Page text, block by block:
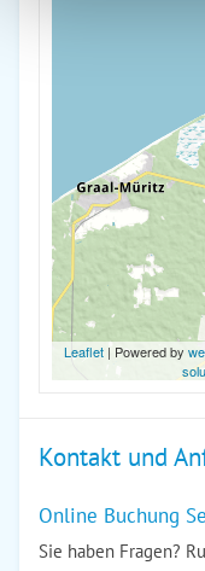
Leaflet| Powered by
Kontakt und
Online Buchung
Sie haben Fragen?